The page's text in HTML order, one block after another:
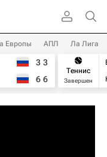
Европы АПЛ Ла Лига
3 3
6 6
Теннис
Завершен